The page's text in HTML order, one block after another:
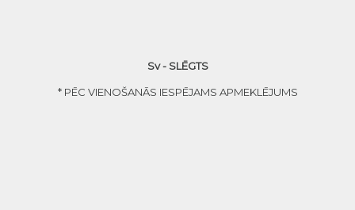
Sv - SLĒGTS
* PĒC VIENOŠANĀS IESPĒJAMS APMEKLĒJUMS